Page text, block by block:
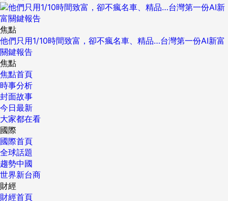
焦點
他們只用1/10時間致富，卻不瘋名車、精品…台灣第一份AI新富
關鍵報告
焦點
焦點首頁
時事分析
封面故事
今日最新
大家都在看
國際
國際首頁
全球話題
趨勢中國
世界新台商
財經
財經首頁